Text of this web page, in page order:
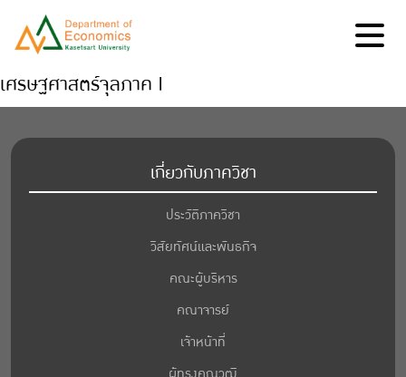
เศรษฐศาสตร์จุลภาค I
เกี่ยวกับภาควิชา
ประวัติภาควิชา
วิสัยทัศน์และพันธกิจ
คณะผู้บริหาร
คณาจารย์
เจ้าหน้าที่